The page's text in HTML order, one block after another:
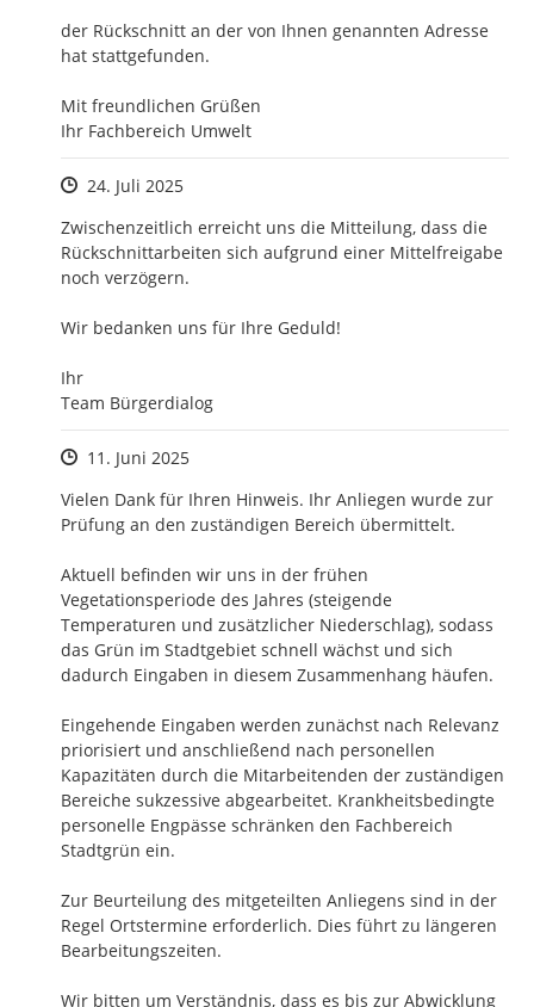
der Rückschnitt an der von Ihnen genannten Adresse
hat stattgefunden.
Mit freundlichen Grüßen
Ihr Fachbereich Umwelt
Zeitpunkt des Erstellens
24. Juli 2025
Zwischenzeitlich erreicht uns die Mitteilung, dass die
Rückschnittarbeiten sich aufgrund einer Mittelfreigabe
noch verzögern.
Wir bedanken uns für Ihre Geduld!
Ihr
Team Bürgerdialog
Zeitpunkt des Erstellens
11. Juni 2025
Vielen Dank für Ihren Hinweis. Ihr Anliegen wurde zur
Prüfung an den zuständigen Bereich übermittelt.
Aktuell befinden wir uns in der frühen
Vegetationsperiode des Jahres (steigende
Temperaturen und zusätzlicher Niederschlag), sodass
das Grün im Stadtgebiet schnell wächst und sich
dadurch Eingaben in diesem Zusammenhang häufen.
Eingehende Eingaben werden zunächst nach Relevanz
priorisiert und anschließend nach personellen
Kapazitäten durch die Mitarbeitenden der zuständigen
Bereiche sukzessive abgearbeitet. Krankheitsbedingte
personelle Engpässe schränken den Fachbereich
Stadtgrün ein.
Zur Beurteilung des mitgeteilten Anliegens sind in der
Regel Ortstermine erforderlich. Dies führt zu längeren
Bearbeitungszeiten.
Wir bitten um Verständnis, dass es bis zur Abwicklung